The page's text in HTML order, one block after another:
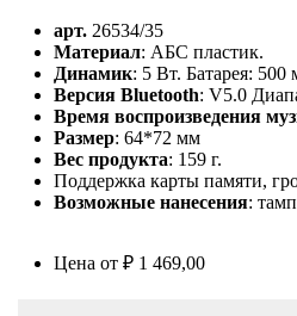
арт. 26534/35
Материал: АБС пластик.
Динамик: 5 Вт. Батарея: 500
Версия Bluetooth: V5.0
Время воспроизведения
Размер: 64*72 мм
Вес продукта: 159 г.
Поддержка карты памяти,
Возможные нанесения:
Цена от ₽ 1 469,00